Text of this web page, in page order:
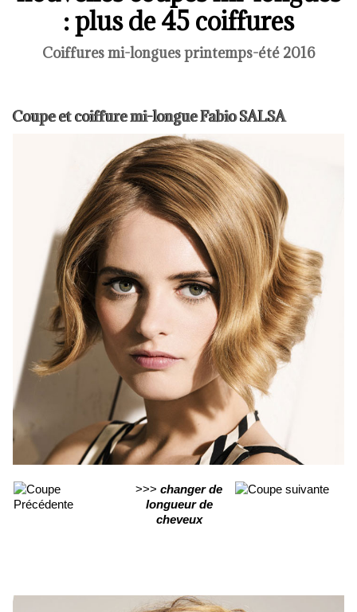
: plus de 45 coiffures
Coiffures mi-longues printemps-été 2016
Coupe et coiffure mi-longue Fabio SALSA
>>> changer de
longueur de
cheveux